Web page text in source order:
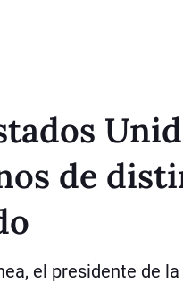
de
el presidente de